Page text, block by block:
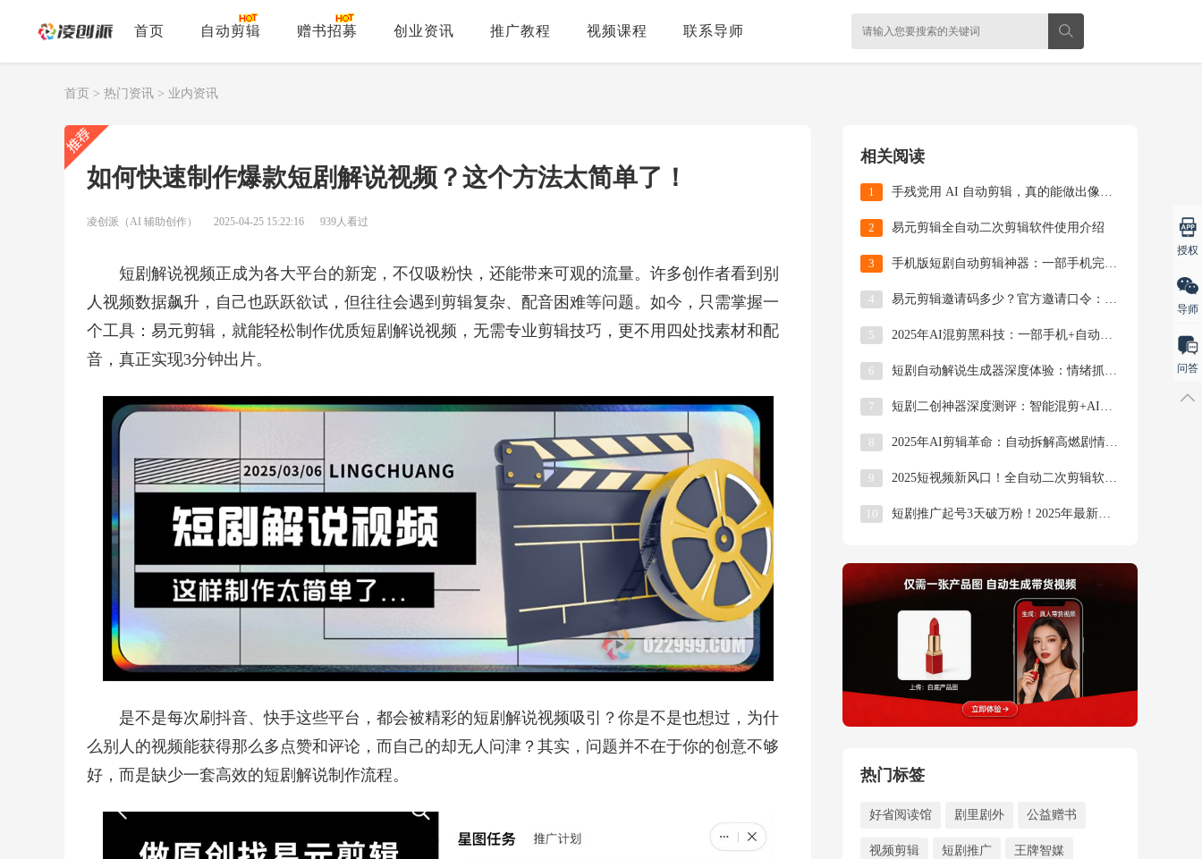
首页 自动剪辑 赠书招募 创业资讯 推广教程 视频课程 联系导师
首页 > 热门资讯 > 业内资讯
如何快速制作爆款短剧解说视频？这个方法太简单了！
凌创派（AI 辅助创作） 2025-04-25 15:22:16 939人看过
短剧解说视频正成为各大平台的新宠，不仅吸粉快，还能带来可观的流量。许多创作者看到别
人视频数据飙升，自己也跃跃欲试，但往往会遇到剪辑复杂、配音困难等问题。如今，只需掌握一
个工具：易元剪辑，就能轻松制作优质短剧解说视频，无需专业剪辑技巧，更不用四处找素材和配
音，真正实现3分钟出片。
是不是每次刷抖音、快手这些平台，都会被精彩的短剧解说视频吸引？你是不是也想过，为什
么别人的视频能获得那么多点赞和评论，而自己的却无人问津？其实，问题并不在于你的创意不够
好，而是缺少一套高效的短剧解说制作流程。
相关阅读
1 手残党用 AI 自动剪辑，真的能做出像样的视频吗
2 易元剪辑全自动二次剪辑软件使用介绍
3 手机版短剧自动剪辑神器：一部手机完成专业级视频制
4 易元剪辑邀请码多少？官方邀请口令：022999
5 2025年AI混剪黑科技：一部手机+自动剪辑软件
6 短剧自动解说生成器深度体验：情绪抓取+流行语植入
7 短剧二创神器深度测评：智能混剪+AI改词，过原创
8 2025年AI剪辑革命：自动拆解高燃剧情，一部短
9 2025短视频新风口！全自动二次剪辑软件如何让旧
10 短剧推广起号3天破万粉！2025年最新技巧+自动
热门标签
好省阅读馆 剧里剧外 公益赠书
视频剪辑 短剧推广 王牌智媒
授权
导师
问答